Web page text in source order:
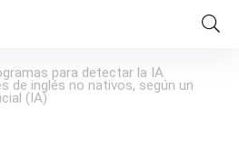
para detectar la IA
de inglés no nativos, según un
(IA)